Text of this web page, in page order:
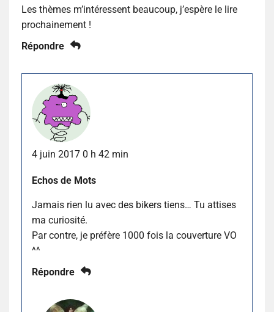
Les thèmes m’intéressent beaucoup, j’espère le lire
prochainement !
Répondre
4 juin 2017 0 h 42 min
Echos de Mots
Jamais rien lu avec des bikers tiens… Tu attises
ma curiosité.
Par contre, je préfère 1000 fois la couverture VO
^^
Répondre